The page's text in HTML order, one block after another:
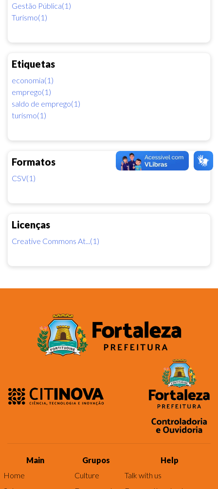
Gestão Pública(1)
Turismo(1)
Etiquetas
economia(1)
emprego(1)
saldo de emprego(1)
turismo(1)
Formatos
CSV(1)
Licenças
Creative Commons At...(1)
Main
Home
Grupos
Culture
Help
Talk with us